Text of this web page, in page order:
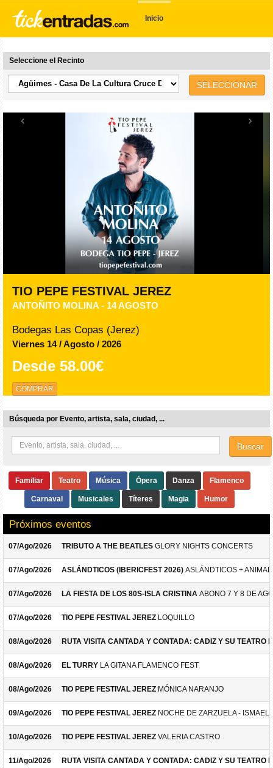
Inicio
Seleccione el Recinto
SELECCIONAR
‹ ›
TIO PEPE FESTIVAL JEREZ
ANTOÑITO MOLINA - 14 AGOSTO
Bodegas Las Copas (Jerez)
Viernes 14 / Agosto / 2026
Desde 58.00€
COMPRAR
Búsqueda por Evento, artista, sala, ciudad, ...
Buscar
Familiar Teatro Música Ópera Danza Flamenco
Carnaval Musicales Títeres Magia Humor
Próximos eventos
07/Ago/2026 TRIBUTO A THE BEATLES GLORY NIGHTS CONCERTS
07/Ago/2026 ASLÁNDTICOS (IBERICFEST 2026) ASLÁNDTICOS +
07/Ago/2026 LA FIESTA DE LOS 80S-ISLA CRISTINA ABONO 7 Y 8 DE
07/Ago/2026 TIO PEPE FESTIVAL JEREZ LOQUILLO
08/Ago/2026 RUTA VISITA CANTADA Y CONTADA: CADIZ Y SU TEATRO
08/Ago/2026 EL TURRY LA GITANA FLAMENCO FEST
08/Ago/2026 TIO PEPE FESTIVAL JEREZ MÓNICA NARANJO
09/Ago/2026 TIO PEPE FESTIVAL JEREZ NOCHE DE ZARZUELA -
10/Ago/2026 TIO PEPE FESTIVAL JEREZ VALERIA CASTRO
11/Ago/2026 RUTA VISITA CANTADA Y CONTADA: CADIZ Y SU TEATRO